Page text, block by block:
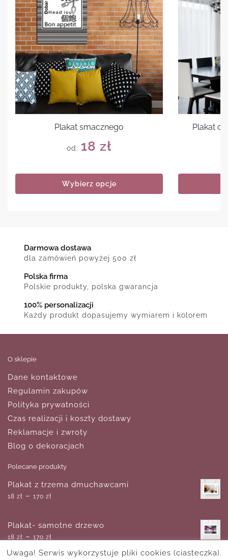
Plakat smacznego
od: 18 zł
Wybierz opcje
Plakat
Darmowa dostawa
dla zamówień powyżej 500 zł
Polska firma
Polskie produkty, polska gwarancja
100% personalizacji
Każdy produkt dopasujemy wymiarem i kolorem
O sklepie
Dane kontaktowe
Regulamin zakupów
Polityka prywatności
Czas realizacji i koszty dostawy
Reklamacje i zwroty
Blog o dekoracjach
Polecane produkty
Plakat z trzema dmuchawcami
18 zł – 170 zł
Plakat- samotne drzewo
18 zł – 170 zł
Uwaga! Serwis wykorzystuje pliki cookies (ciasteczka).